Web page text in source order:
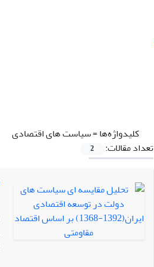
کلیدواژه‌ها =سیاست های اقتصادی
تعداد مقالات:
2